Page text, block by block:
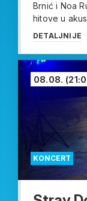
Brnić i Noa
hitove u
DETALJNIJE
KONCERT
08.08.